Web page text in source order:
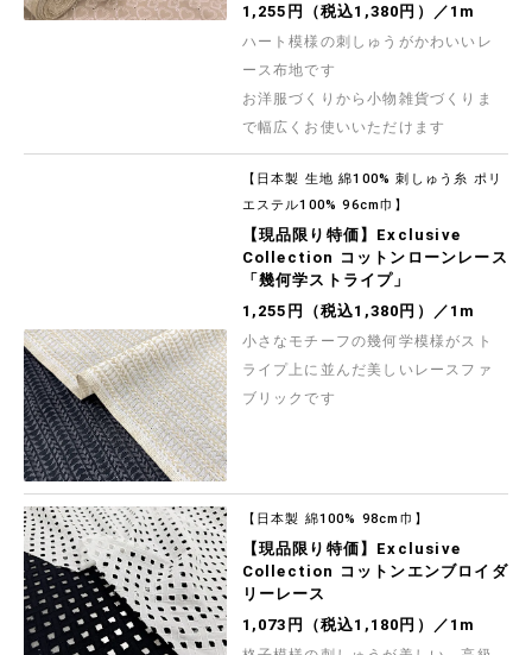
1,255円（税込1,380円）／1m
ハート模様の刺しゅうがかわいいレ
ース布地です
お洋服づくりから小物雑貨づくりま
で幅広くお使いいただけます
【日本製 生地 綿100% 刺しゅう糸 ポリ
エステル100% 96cm巾】
【現品限り特価】Exclusive
Collection コットンローンレース
「幾何学ストライプ」
1,255円（税込1,380円）／1m
小さなモチーフの幾何学模様がスト
ライプ上に並んだ美しいレースファ
ブリックです
【日本製 綿100% 98cm巾】
【現品限り特価】Exclusive
Collection コットンエンブロイダ
リーレース
1,073円（税込1,180円）／1m